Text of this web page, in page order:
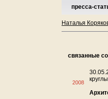
пресса-
Наталья
связанные
2008